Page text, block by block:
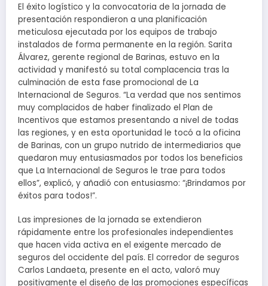
El éxito logístico y la convocatoria de la jornada de
presentación respondieron a una planificación
meticulosa ejecutada por los equipos de trabajo
instalados de forma permanente en la región. Sarita
Álvarez, gerente regional de Barinas, estuvo en la
actividad y manifestó su total complacencia tras la
culminación de esta fase promocional de La
Internacional de Seguros. “La verdad que nos sentimos
muy complacidos de haber finalizado el Plan de
Incentivos que estamos presentando a nivel de todas
las regiones, y en esta oportunidad le tocó a la oficina
de Barinas, con un grupo nutrido de intermediarios que
quedaron muy entusiasmados por todos los beneficios
que La Internacional de Seguros le trae para todos
ellos”, explicó, y añadió con entusiasmo: “¡Brindamos por
éxitos para todos!”.
Las impresiones de la jornada se extendieron
rápidamente entre los profesionales independientes
que hacen vida activa en el exigente mercado de
seguros del occidente del país. El corredor de seguros
Carlos Landaeta, presente en el acto, valoró muy
positivamente el diseño de las promociones específicas